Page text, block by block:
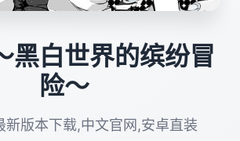
黑白世界的缤纷冒
险～
新版本下载,中文官网,安卓直装